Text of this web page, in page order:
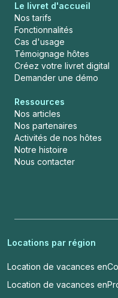
Le livret d'accueil
Nos tarifs
Fonctionnalités
Cas d'usage
Témoignage hôtes
Créez votre livret digital
Demander une démo
Ressources
Nos articles
Nos partenaires
Activités de nos hôtes
Notre histoire
Nous contacter
Locations par région
Location de vacances en
Location de vacances en